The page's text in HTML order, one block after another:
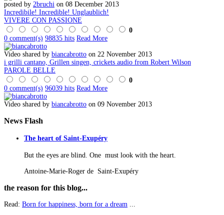
posted by 2bruchi on 08 December 2013
Incredibile! Incredible! Unglaublich!
VIVERE CON PASSIONE
0
0 comment(s) 98835 hits Read More
Video shared by biancabrotto on 22 November 2013
i grilli cantano, Grillen singen, crickets audio from Robert Wilson
PAROLE BELLE
0
0 comment(s) 96039 hits Read More
Video shared by biancabrotto on 09 November 2013
News Flash
The heart of Saint-Exupéry
But the eyes are blind. One must look with the heart.
Antoine-Marie-Roger de Saint-Exupéry
the reason for this blog...
Read: Born for happiness, born for a dream ...